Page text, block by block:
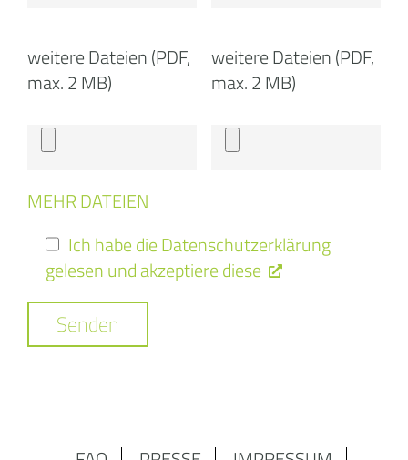
weitere Dateien (PDF,
max. 2 MB)
weitere Dateien (PDF,
max. 2 MB)
MEHR DATEIEN
Ich habe die Datenschutzerklärung
gelesen und akzeptiere diese